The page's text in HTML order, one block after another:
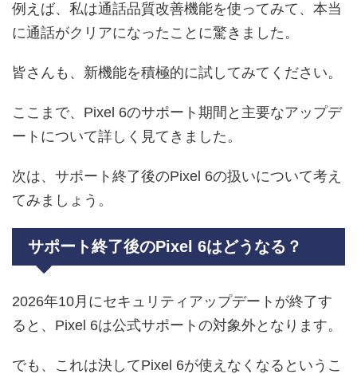
例えば、私は通話品質改善機能を使ってみて、本当
に通話がクリアになったことに驚きました。
皆さんも、新機能を積極的に試してみてください。
ここまで、Pixel 6のサポート期間と主要なアップデ
ートについて詳しく見てきました。
次は、サポート終了後のPixel 6の扱いについて考え
てみましょう。
サポート終了後のPixel 6はどうなる？
2026年10月にセキュリティアップデートが終了す
ると、Pixel 6は公式サポートの対象外となります。
でも、これは決してPixel 6が使えなくなるというこ